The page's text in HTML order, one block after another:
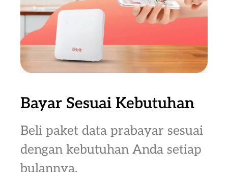
Bayar Sesuai Kebutuhan
Beli paket data prabayar sesuai
dengan kebutuhan Anda setiap
bulannya.